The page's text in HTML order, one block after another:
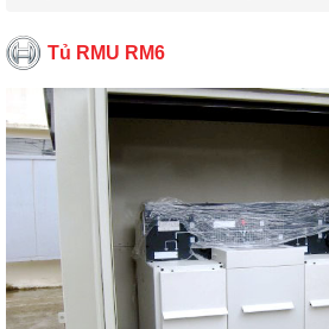
Tủ RMU RM6